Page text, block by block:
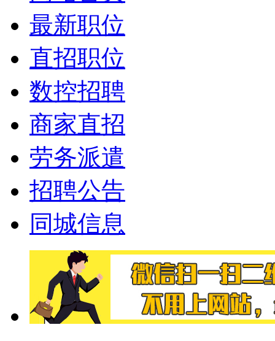
最新职位
直招职位
数控招聘
商家直招
劳务派遣
招聘公告
同城信息